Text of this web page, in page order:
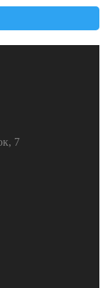
7